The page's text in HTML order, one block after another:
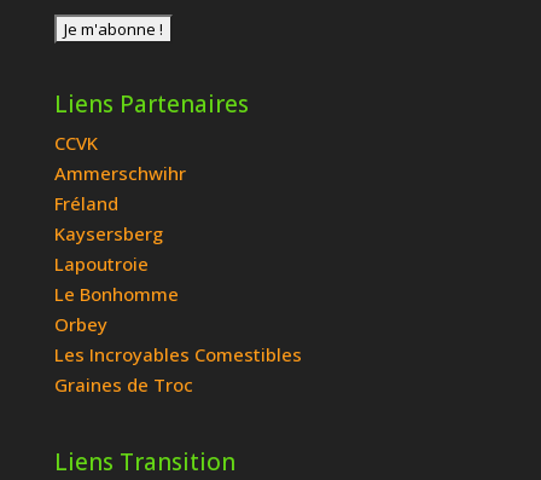
Liens Partenaires
CCVK
Ammerschwihr
Fréland
Kaysersberg
Lapoutroie
Le Bonhomme
Orbey
Les Incroyables Comestibles
Graines de Troc
Liens Transition